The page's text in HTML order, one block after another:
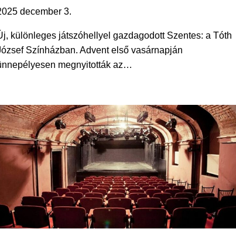
december 3.
különleges játszóhellyel gazdagodott Szentes: a Tóth
Színházban. Advent első vasárnapján
megnyitották az…